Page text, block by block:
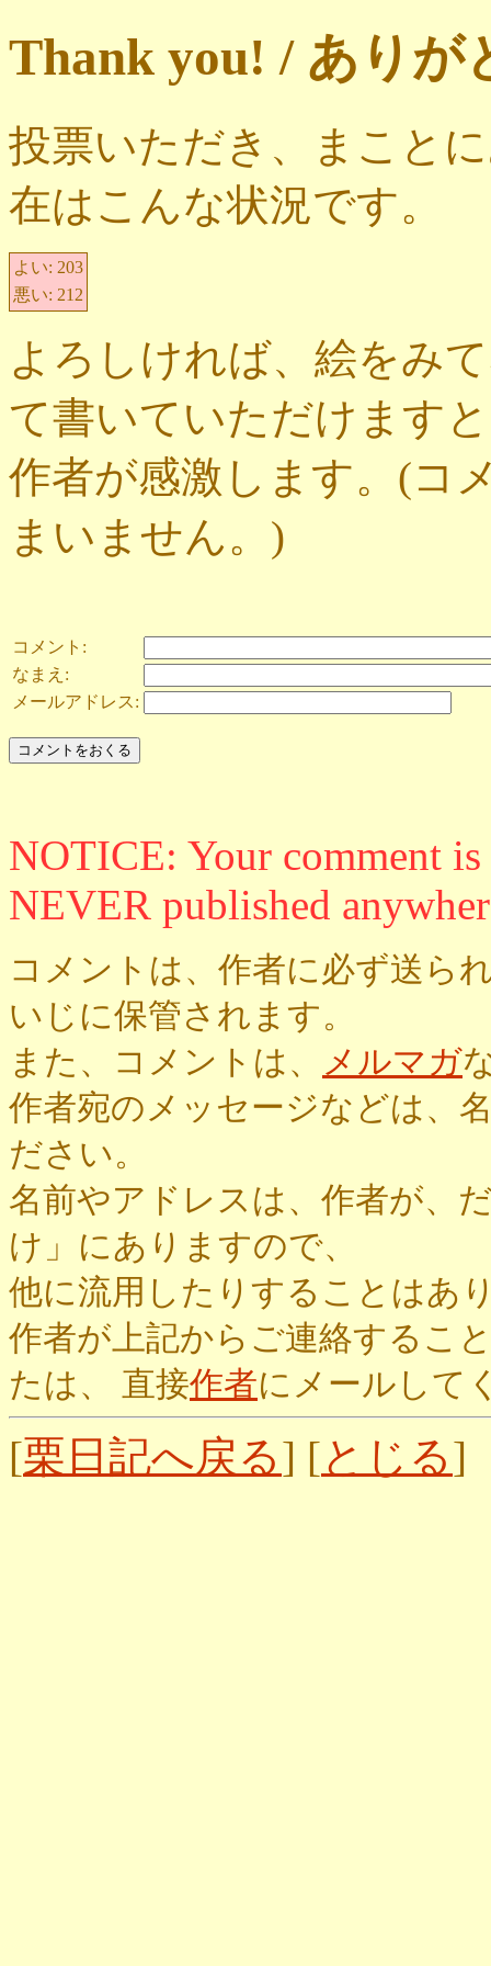
Thank you! / ありが
投票いただき、まこと
在はこんな状況です。
よい: 203
悪い: 212
よろしければ、絵をみ
て書いていただけます
作者が感激します。(コ
まいません。)
コメント:
なまえ:
メールアドレス:
NOTICE: Your comment
NEVER published
コメントは、作者に必ず送ら
いじに保管されます。
また、コメントは、
メルマガ
作者宛のメッセージなどは、
ださい。
名前やアドレスは、作者が、
け」にありますので、
他に流用したりすることはあ
作者が上記からご連絡するこ
たは、 直接作者にメールして
[栗日記へ戻る] [とじる]